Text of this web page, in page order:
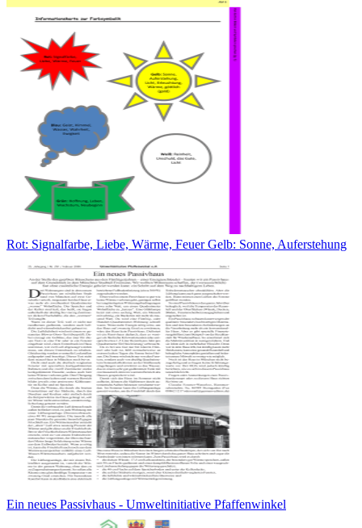
Rot: Signalfarbe, Liebe, Wärme, Feuer Gelb: Sonne, Auferstehung
Ein neues Passivhaus - Umweltinitiative Pfaffenwinkel